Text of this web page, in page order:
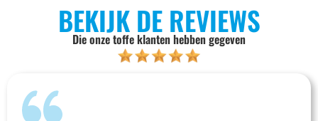
BEKIJK DE REVIEWS
Die onze toffe klanten hebben gegeven